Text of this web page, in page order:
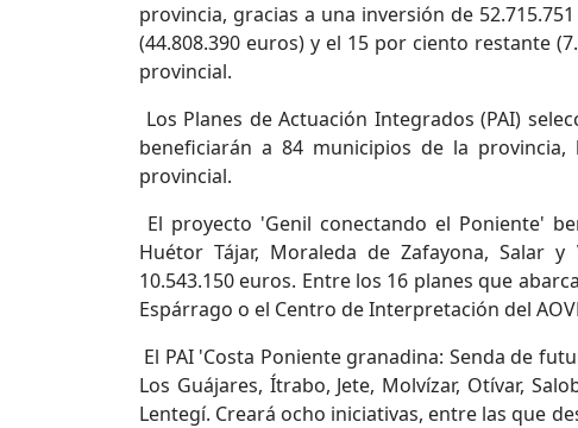
provincia, gracias a una inversión de
(44.808.390 euros) y el 15 por ciento restante
provincial.
Los Planes de Actuación Integrados (PAI)
beneficiarán a 84 municipios de la
provincial.
El proyecto 'Genil conectando el Poniente'
Huétor Tájar, Moraleda de Zafayona, Salar
10.543.150 euros. Entre los 16 planes que
Espárrago o el Centro de Interpretación del
El PAI 'Costa Poniente granadina: Senda de
Los Guájares, Ítrabo, Jete, Molvízar, Otívar,
Lentegí. Creará ocho iniciativas, entre las que